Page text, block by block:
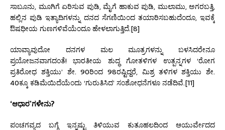
ಸಾಬೂನು, ಮೂಗಿಗೆ ಏರಿಸುವ ಪುಡಿ, ಮೈಗೆ ಹಾಕುವ ಪುಡಿ, ಮುಲಾಮು, ಅಗರಬತ್ತಿ,
ಹಲ್ಲಿನ ಪುಡಿ ಇತ್ಯಾದಿಗಳನ್ನು ದನದ ಸೆಗಣಿಯಿಂದ ತಯಾರಿಸಬಹುದೆಂದೂ, ಇವಕ್ಕೆ
ಔಷಧೀಯ ಗುಣಗಳಿವೆಯೆಂದೂ ಹೇಳಲಾಗುತ್ತಿದೆ.[8]
ಯಾವ್ಯಾವುದೋ ದನಗಳ ಮಲ ಮೂತ್ರಗಳನ್ನು ಬಳಸಿದರೇನೂ
ಪ್ರಯೋಜನವಾಗದಂತೆ! ಭಾರತೀಯ ಶುದ್ಧ ಗೋತಳಿಗಳ ಉತ್ಪನ್ನಗಳ ‘ರೋಗ
ಪ್ರತಿರೋಧ ಶಕ್ತಿಯು’ ಶೇ. 90ರಿಂದ 98ರಷ್ಟಿದ್ದರೆ, ಮಿಶ್ರ ತಳಿಗಳ ಶಕ್ತಿಯು ಶೇ.
40ಕ್ಕೂ ಕಡಿಮೆಯಿದೆಯೆಂದು ‘ಗುರುತಿಸಿದ’ ಸಂಶೋಧನೆಗಳೂ ನಡೆದಿವೆ.[11]
‘ಆಧಾರ’ಗಳೇನು?
ಪಂಚಗವ್ಯದ ಬಗ್ಗೆ ಇನ್ನಷ್ಟು ತಿಳಿಯುವ ಕುತೂಹಲದಿಂದ ಆಯುರ್ವೇದದ